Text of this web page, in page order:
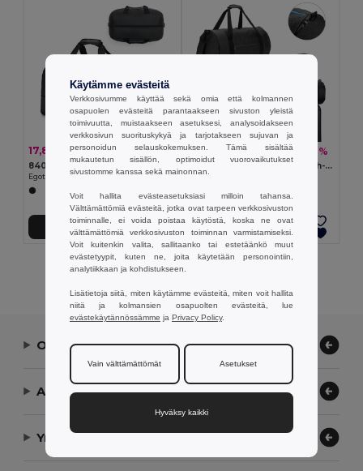
17,83 € 30,95 € -42%
Egotier 92516
18,34 € 25,78 € -29%
Cylindrical sports bag in high-density 600D recycled polyester with side compartment for shoes
Egotier 92573
Näytetään Kaikki Tuotteet.
Ota yhteyttä
Anna meidän auttaa
Yrityksemme
Käytämme evästeitä
Verkkosivumme käyttää sekä omia että kolmannen
osapuolen evästeitä parantaakseen sivuston yleistä
toimivuutta, muistaakseen asetuksesi, analysoidakseen
verkkosivun suorituskykyä ja tarjotakseen sujuvan ja
personoidun selauskokemuksen. Tämä sisältää
mukautetun sisällön, optimoidut vuorovaikutukset
sivustomme kanssa sekä mainonnan.
Voit hallita evästeasetuksiasi milloin tahansa.
Välttämättömiä evästeitä, jotka ovat tarpeen verkkosivuston
toiminnalle, ei voida poistaa käytöstä, koska ne ovat
välttämättömiä verkkosivuston toiminnan varmistamiseksi.
Voit kuitenkin valita, sallitaanko tai estetäänkö muut
evästetyypit, kuten ne, joita käytetään personointiin,
analytiikkaan ja kohdistukseen.
Lisätietoja siitä, miten käytämme evästeitä, miten voit hallita
niitä ja kolmansien osapuolten evästeitä, lue
evästekäytännössämme ja Privacy Policy.
Vain välttämättömät Asetukset
Hyväksy kaikki